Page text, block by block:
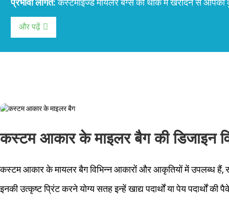
प्रभावी लागत:कस्टमाइज्ड मायलर बैग्स को थोक में खरीदने से
और पढ़ें
कस्टम आकार के माइलर बैग की डिजाइन
कस्टम आकार के मायलर बैग विभिन्न आकारों और आकृतियों में उपलब्ध
इनकी उत्कृष्ट प्रिंट करने योग्य सतह इन्हें खाद्य पदार्थों या पेय